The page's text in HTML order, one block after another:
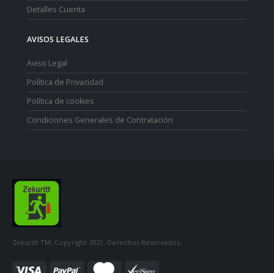
Detalles Cuenta
AVISOS LEGALES
Aviso Legal
Política de Privacidad
Política de cookies
Condiciones Generales de Contratación
Zekuritt TM; Copyright 2021. Derechos Reservados.